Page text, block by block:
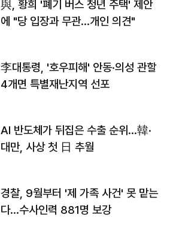
與, 황희 '폐기 버스 청년 주택' 제안
에 "당 입장과 무관…개인 의견"
李대통령, '호우피해' 안동·의성 관할
4개면 특별재난지역 선포
AI 반도체가 뒤집은 수출 순위…韓·
대만, 사상 첫 日 추월
경찰, 9월부터 '제 가족 사건' 못 맡는
다…수사인력 881명 보강